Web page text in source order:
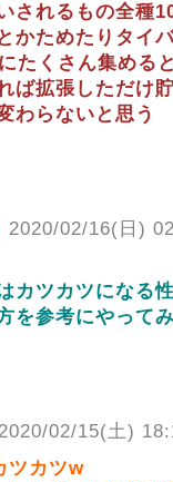
されるもの全種
かためたりタイ
たくさん集める
ば拡張しただけ
わらないと思う
2020/02/16(日)
カツカツになる
を参考にやって
2020/02/15(土)
ツカツw